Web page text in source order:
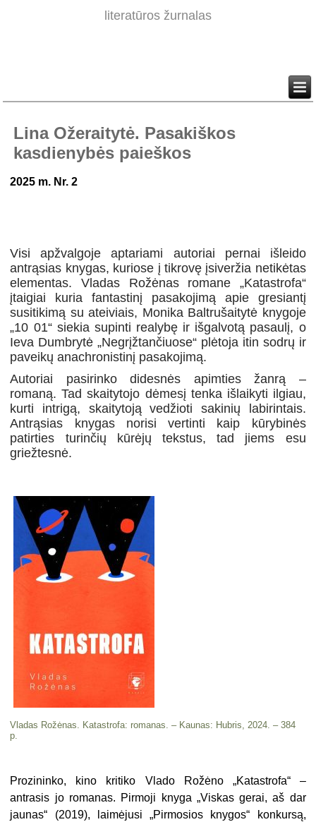
literatūros žurnalas
Lina Ožeraitytė. Pasakiškos
kasdienybės paieškos
2025 m. Nr. 2
Visi apžvalgoje aptariami autoriai pernai išleido
antrąsias knygas, kuriose į tikrovę įsiveržia netikėtas
elementas. Vladas Rožėnas romane „Katastrofa“
įtaigiai kuria fantastinį pasakojimą apie gresiantį
susitikimą su ateiviais, Monika Baltrušaitytė knygoje
„10 01“ siekia supinti realybę ir išgalvotą pasaulį, o
Ieva Dumbrytė „Negrįžtančiuose“ plėtoja itin sodrų ir
paveikų anachronistinį pasakojimą.
Autoriai pasirinko didesnės apimties žanrą –
romaną. Tad skaitytojo dėmesį tenka išlaikyti ilgiau,
kurti intrigą, skaitytoją vedžioti sakinių labirintais.
Antrąsias knygas norisi vertinti kaip kūrybinės
patirties turinčių kūrėjų tekstus, tad jiems esu
griežtesnė.
Vladas Rožėnas. Katastrofa: romanas. – Kaunas: Hubris, 2024. – 384
p.
Prozininko, kino kritiko Vlado Rožėno „Katastrofa“ –
antrasis jo romanas. Pirmoji knyga „Viskas gerai, aš dar
jaunas“ (2019), laimėjusi „Pirmosios knygos“ konkursą,